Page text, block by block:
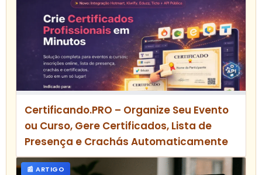
Certificando.PRO – Organize Seu Evento
ou Curso, Gere Certificados, Lista de
Presença e Crachás Automaticamente
📰 ARTIGO